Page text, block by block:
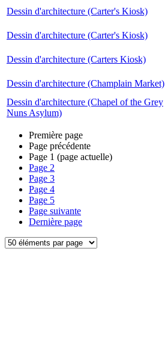
Dessin d'architecture (Carter's Kiosk)
Dessin d'architecture (Carter's Kiosk)
Dessin d'architecture (Carters Kiosk)
Dessin d'architecture (Champlain Market)
Dessin d'architecture (Chapel of the Grey
Nuns Asylum)
Première page
Page précédente
Page 1 (page actuelle)
Page 2
Page 3
Page 4
Page 5
Page suivante
Dernière page